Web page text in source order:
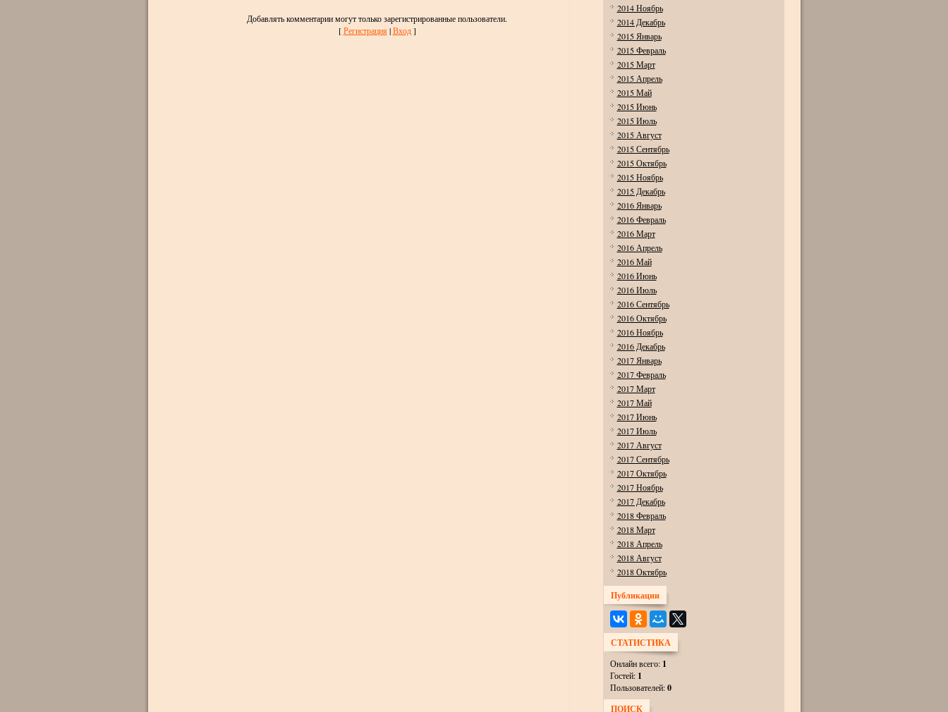
Добавлять комментарии могут только зарегистрированные пользователи.
[Регистрация |Вход]
2014 Ноябрь
2014 Декабрь
2015 Январь
2015 Февраль
2015 Март
2015 Апрель
2015 Май
2015 Июнь
2015 Июль
2015 Август
2015 Сентябрь
2015 Октябрь
2015 Ноябрь
2015 Декабрь
2016 Январь
2016 Февраль
2016 Март
2016 Апрель
2016 Май
2016 Июнь
2016 Июль
2016 Сентябрь
2016 Октябрь
2016 Ноябрь
2016 Декабрь
2017 Январь
2017 Февраль
2017 Март
2017 Май
2017 Июнь
2017 Июль
2017 Август
2017 Сентябрь
2017 Октябрь
2017 Ноябрь
2017 Декабрь
2018 Февраль
2018 Март
2018 Апрель
2018 Август
2018 Октябрь
Публикации
СТАТИСТИКА
Онлайн всего: 1
Гостей: 1
Пользователей:0
ПОИСК